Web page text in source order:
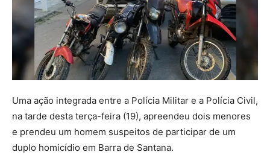
Uma ação integrada entre a Polícia Militar e a Polícia Civil,
na tarde desta terça-feira (19), apreendeu dois menores
e prendeu um homem suspeitos de participar de um
duplo homicídio em Barra de Santana.